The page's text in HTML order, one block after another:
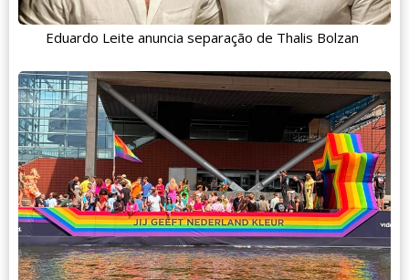
Eduardo Leite anuncia separação de Thalis Bolzan